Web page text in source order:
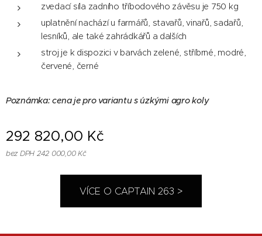
zvedací síla zadního tříbodového závěsu je 750 kg
uplatnění nachází u farmářů, stavařů, vinařů, sadařů,
lesníků, ale také zahrádkářů a dalších
stroj je k dispozici v barvách zelené, stříbrné, modré,
červené, černé
Poznámka: cena je pro variantu s úzkými agro koly
292 820,00 Kč
bez DPH 242 000,00 Kč
VÍCE O CAPTAIN 263 >